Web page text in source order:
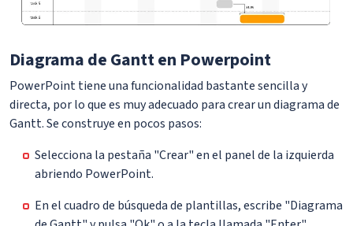
Diagrama de Gantt en Powerpoint
PowerPoint tiene una funcionalidad bastante sencilla y
directa, por lo que es muy adecuado para crear un diagrama de
Gantt. Se construye en pocos pasos:
Selecciona la pestaña "Crear" en el panel de la izquierda
abriendo PowerPoint.
En el cuadro de búsqueda de plantillas, escribe "Diagrama